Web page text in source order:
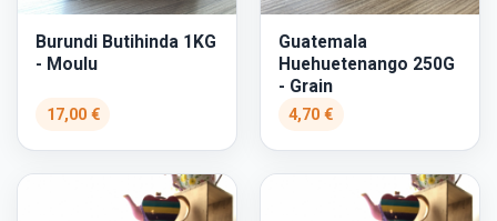
Burundi Butihinda 1KG
- Moulu
17,00 €
Guatemala
Huehuetenango 250G
- Grain
4,70 €